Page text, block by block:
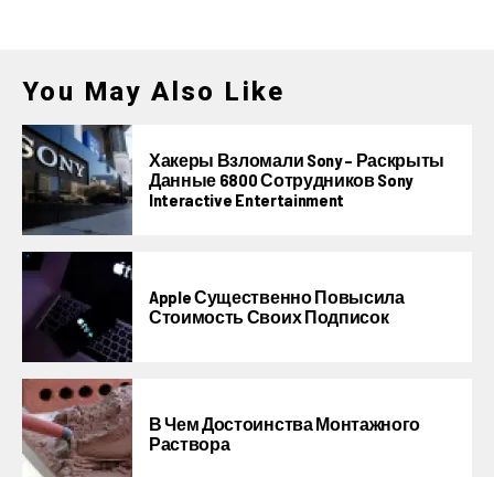
You May Also Like
Хакеры Взломали Sony – Раскрыты
Данные 6800 Сотрудников Sony
Interactive Entertainment
Apple Существенно Повысила
Стоимость Своих Подписок
В Чем Достоинства Монтажного
Раствора